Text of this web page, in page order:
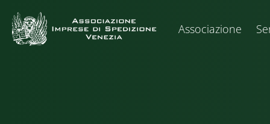
Associazione